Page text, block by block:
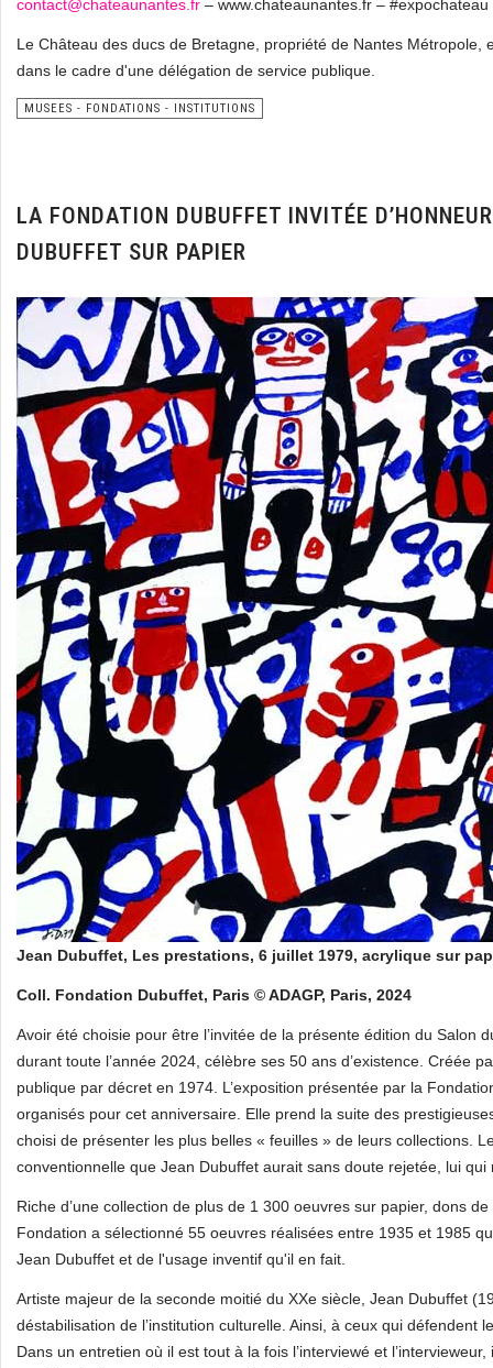
contact@chateaunantes.fr – www.chateaunantes.fr – #expochateau
Le Château des ducs de Bretagne, propriété de Nantes
dans le cadre d'une délégation de service publique.
MUSEES - FONDATIONS - INSTITUTIONS
LA FONDATION DUBUFFET INVITÉE
DUBUFFET SUR PAPIER
Jean Dubuffet, Les prestations, 6 juillet 1979, acrylique sur
Coll. Fondation Dubuffet, Paris © ADAGP, Paris, 2024
Avoir été choisie pour être l’invitée de la présente édition du Salon
durant toute l’année 2024, célèbre ses 50 ans d’existence. Créée
publique par décret en 1974. L’exposition présentée par la
organisés pour cet anniversaire. Elle prend la suite des
choisi de présenter les plus belles « feuilles » de leurs collections.
conventionnelle que Jean Dubuffet aurait sans doute rejetée, lui
Riche d’une collection de plus de 1 300 oeuvres sur papier, dons
Fondation a sélectionné 55 oeuvres réalisées entre 1935 et 1985
Jean Dubuffet et de l'usage inventif qu'il en fait.
Artiste majeur de la seconde moitié du XXe siècle, Jean Dubuffet
déstabilisation de l’institution culturelle. Ainsi, à ceux qui
Dans un entretien où il est tout à la fois l’interviewé et